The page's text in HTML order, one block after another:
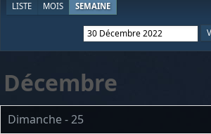
LISTE MOIS SEMAINE
Décembre
Dimanche - 25